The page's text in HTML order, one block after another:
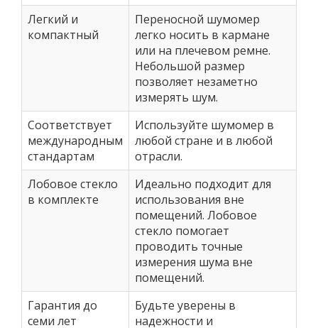
Легкий и
компактный
Переносной шумомер
легко носить в кармане
или на плечевом ремне.
Небольшой размер
позволяет незаметно
измерять шум.
Соответствует
международным
стандартам
Используйте шумомер в
любой стране и в любой
отрасли.
Лобовое стекло
в комплекте
Идеально подходит для
использования вне
помещений. Лобовое
стекло помогает
проводить точные
измерения шума вне
помещений.
Гарантия до
семи лет
Будьте уверены в
надежности и